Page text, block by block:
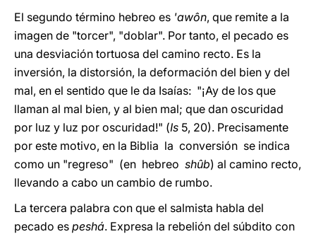
El segundo término hebreo es 'awôn, que remite a la
imagen de "torcer", "doblar". Por tanto, el pecado es
una desviación tortuosa del camino recto. Es la
inversión, la distorsión, la deformación del bien y del
mal, en el sentido que le da Isaías: "¡Ay de los que
llaman al mal bien, y al bien mal; que dan oscuridad
por luz y luz por oscuridad!" (Is 5, 20). Precisamente
por este motivo, en la Biblia la conversión se indica
como un "regreso" (en hebreo shûb) al camino recto,
llevando a cabo un cambio de rumbo.
La tercera palabra con que el salmista habla del
pecado es peshá. Expresa la rebelión del súbdito con